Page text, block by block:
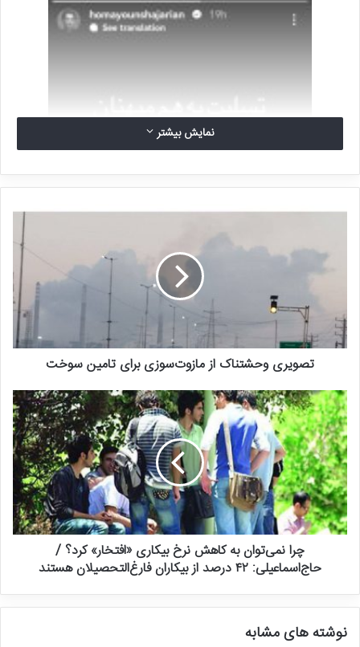
نمایش بیشتر
تصویری وحشتناک از مازوت‌سوزی برای تامین سوخت
چرا نمی‌توان به کاهش نرخ بیکاری «افتخار» کرد؟ /
حاج‌اسماعیلی: ۴۲ درصد از بیکاران فارغ‌التحصیلان هستند
نوشته های مشابه